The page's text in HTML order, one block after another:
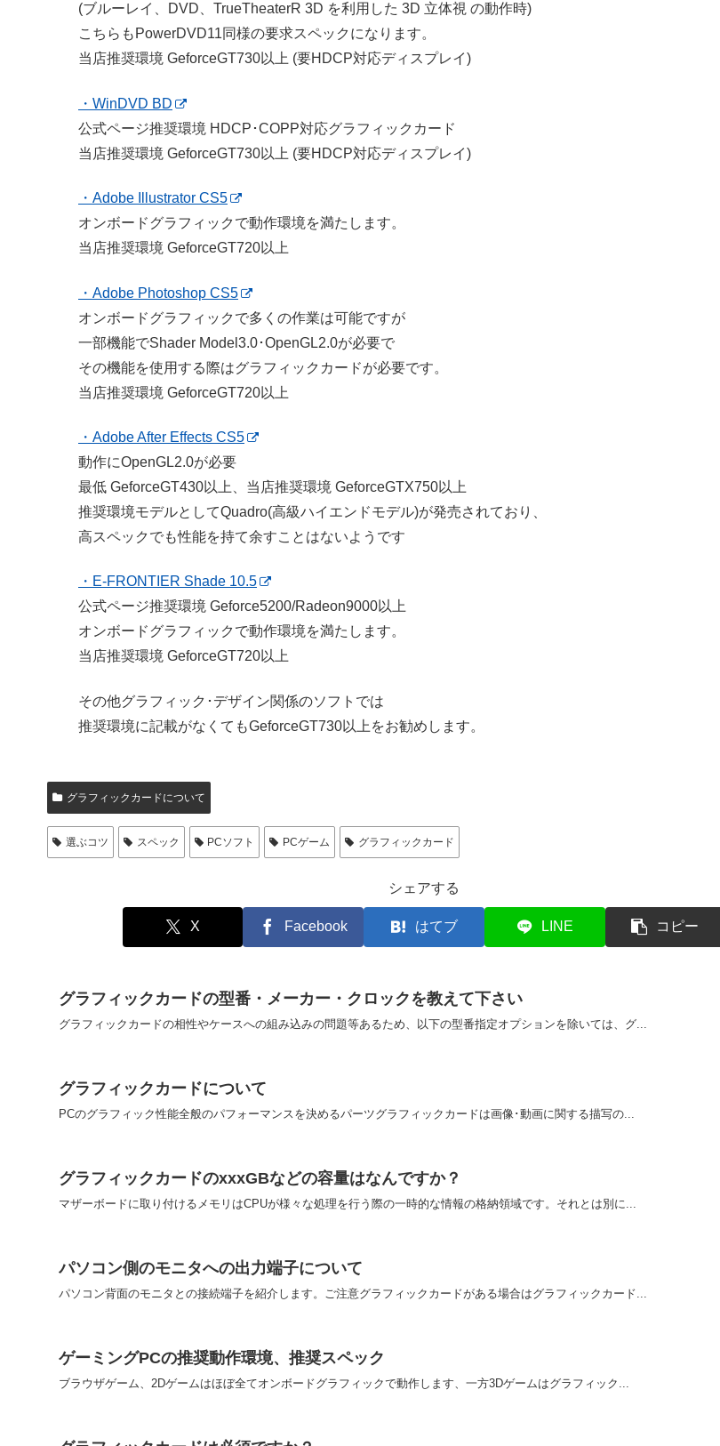
(ブルーレイ、DVD、TrueTheaterR 3D を利用した 3D 立体視 の動作時)
こちらもPowerDVD11同様の要求スペックになります。
当店推奨環境 GeforceGT730以上 (要HDCP対応ディスプレイ)
・WinDVD BD
公式ページ推奨環境 HDCP･COPP対応グラフィックカード
当店推奨環境 GeforceGT730以上 (要HDCP対応ディスプレイ)
・Adobe Illustrator CS5
オンボードグラフィックで動作環境を満たします。
当店推奨環境 GeforceGT720以上
・Adobe Photoshop CS5
オンボードグラフィックで多くの作業は可能ですが
一部機能でShader Model3.0･OpenGL2.0が必要で
その機能を使用する際はグラフィックカードが必要です。
当店推奨環境 GeforceGT720以上
・Adobe After Effects CS5
動作にOpenGL2.0が必要
最低 GeforceGT430以上、当店推奨環境 GeforceGTX750以上
推奨環境モデルとしてQuadro(高級ハイエンドモデル)が発売されており、
高スペックでも性能を持て余すことはないようです
・E-FRONTIER Shade 10.5
公式ページ推奨環境 Geforce5200/Radeon9000以上
オンボードグラフィックで動作環境を満たします。
当店推奨環境 GeforceGT720以上
その他グラフィック･デザイン関係のソフトでは
推奨環境に記載がなくてもGeforceGT730以上をお勧めします。
グラフィックカードについて
選ぶコツ スペック PCソフト PCゲーム グラフィックカード
シェアする
X Facebook はてブ LINE コピー
グラフィックカードの型番・メーカー・クロックを教えて下さい
グラフィックカードの相性やケースへの組み込みの問題等あるため、以下の型番指定オプションを除いては、グ...
グラフィックカードについて
PCのグラフィック性能全般のパフォーマンスを決めるパーツグラフィックカードは画像･動画に関する描写の...
グラフィックカードのxxxGBなどの容量はなんですか？
マザーボードに取り付けるメモリはCPUが様々な処理を行う際の一時的な情報の格納領域です。それとは別に...
パソコン側のモニタへの出力端子について
パソコン背面のモニタとの接続端子を紹介します。ご注意グラフィックカードがある場合はグラフィックカード...
ゲーミングPCの推奨動作環境、推奨スペック
ブラウザゲーム、2Dゲームはほぼ全てオンボードグラフィックで動作します、一方3Dゲームはグラフィック...